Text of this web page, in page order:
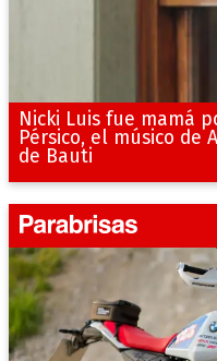
Nicki Luis fue mamá
Pérsico, el músico de
de Bauti